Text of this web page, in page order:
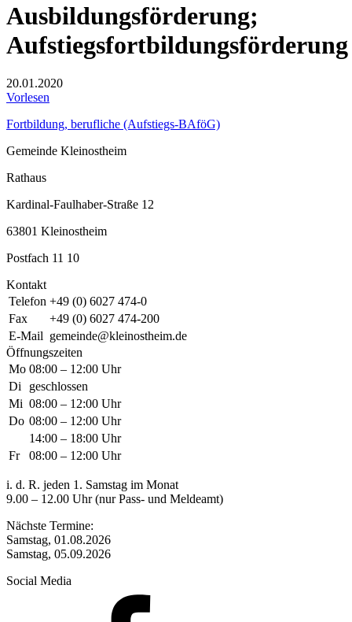
Ausbildungsförderung;
Aufstiegsfortbildungsförderung
20.01.2020
Vorlesen
Fortbildung, berufliche (Aufstiegs-BAföG)
Gemeinde Kleinostheim
Rathaus
Kardinal-Faulhaber-Straße 12
63801 Kleinostheim
Postfach 11 10
Kontakt
Telefon +49 (0) 6027 474-0
Fax
+49 (0) 6027 474-200
E-Mail gemeinde@kleinostheim.de
Öffnungszeiten
Mo 08:00 – 12:00 Uhr
Di
geschlossen
Mi 08:00 – 12:00 Uhr
Do 08:00 – 12:00 Uhr
14:00 – 18:00 Uhr
Fr
08:00 – 12:00 Uhr
i. d. R. jeden 1. Samstag im Monat
9.00 – 12.00 Uhr (nur Pass- und Meldeamt)
Nächste Termine:
Samstag, 01.08.2026
Samstag, 05.09.2026
Social Media